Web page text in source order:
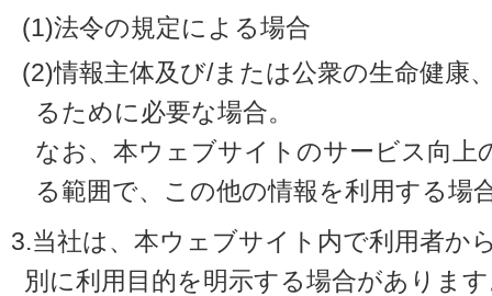
(1)法令の規定による場合
(2)情報主体及び/または公衆の生命健康
るために必要な場合。
なお、本ウェブサイトのサービス向上
る範囲で、この他の情報を利用する場
3.当社は、本ウェブサイト内で利用者か
別に利用目的を明示する場合がありま